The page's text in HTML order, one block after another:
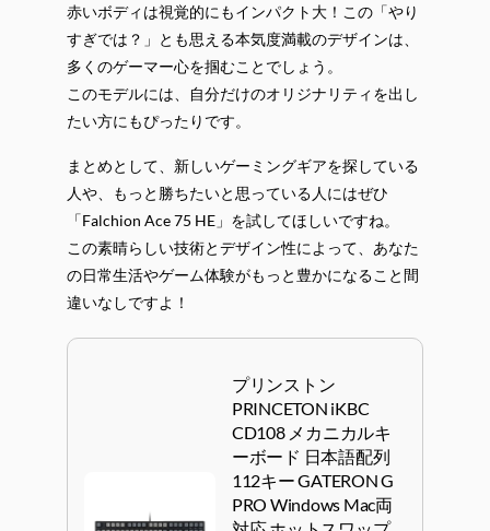
赤いボディは視覚的にもインパクト大！この「やり
すぎでは？」とも思える本気度満載のデザインは、
多くのゲーマー心を掴むことでしょう。
このモデルには、自分だけのオリジナリティを出し
たい方にもぴったりです。
まとめとして、新しいゲーミングギアを探している
人や、もっと勝ちたいと思っている人にはぜひ
「Falchion Ace 75 HE」を試してほしいですね。
この素晴らしい技術とデザイン性によって、あなた
の日常生活やゲーム体験がもっと豊かになること間
違いなしですよ！
プリンストン
PRINCETON iKBC
CD108 メカニカルキ
ーボード 日本語配列
112キー GATERON G
PRO Windows Mac両